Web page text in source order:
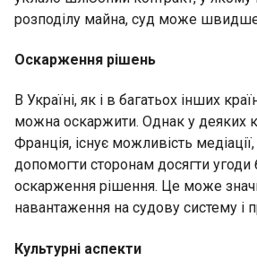
розподілу майна, суд може
Оскарження рішень
В Україні, як і в багатьох інших
можна оскаржити. Однак у деяких
Франція, існує можливість
допомогти сторонам досягти угоди
оскарження рішення. Це може
навантаження на судову систему і
Культурні аспекти